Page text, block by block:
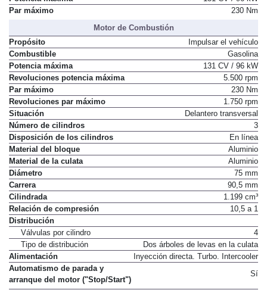
Par máximo
230 Nm
Motor de Combustión
Propósito
Impulsar el vehículo
Combustible
Gasolina
Potencia máxima
131 CV / 96 kW
Revoluciones potencia máxima
5.500 rpm
Par máximo
230 Nm
Revoluciones par máximo
1.750 rpm
Situación
Delantero transversal
Número de cilindros
3
Disposición de los cilindros
En línea
Material del bloque
Aluminio
Material de la culata
Aluminio
Diámetro
75 mm
Carrera
90,5 mm
Cilindrada
1.199 cm³
Relación de compresión
10,5 a 1
Distribución
Válvulas por cilindro
4
Tipo de distribución
Dos árboles de levas en la culata
Alimentación
Inyección directa. Turbo. Intercooler
Automatismo de parada y
arranque del motor ("Stop/Start")
Sí